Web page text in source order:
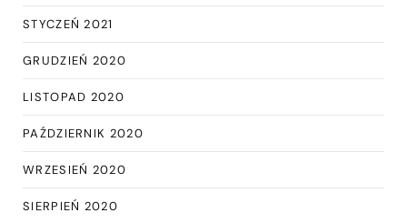
STYCZEŃ 2021
GRUDZIEŃ 2020
LISTOPAD 2020
PAŹDZIERNIK 2020
WRZESIEŃ 2020
SIERPIEŃ 2020